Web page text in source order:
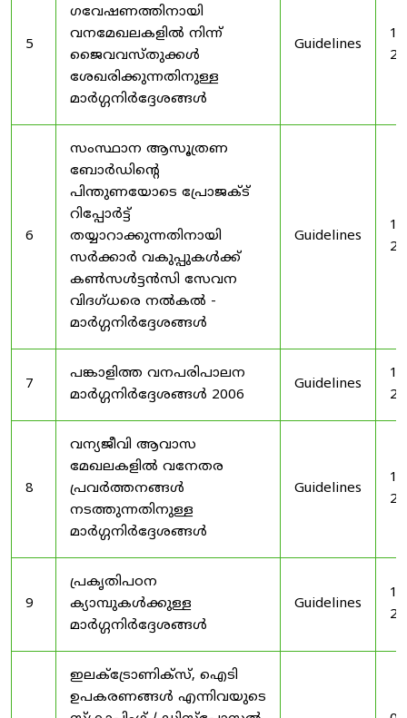
5
ഗവേഷണത്തിനായി
വനമേഖലകളിൽ നിന്ന്
ജൈവവസ്തുക്കൾ
ശേഖരിക്കുന്നതിനുള്ള
മാർഗ്ഗനിർദ്ദേശങ്ങൾ
Guidelines
6
സംസ്ഥാന ആസൂത്രണ
ബോർഡിൻ്റെ
പിന്തുണയോടെ പ്രോജക്ട്
റിപ്പോർട്ട്
തയ്യാറാക്കുന്നതിനായി
സർക്കാർ വകുപ്പുകൾക്ക്
കൺസൾട്ടൻസി സേവന
വിദഗ്ധരെ നൽകൽ -
മാർഗ്ഗനിർദ്ദേശങ്ങൾ
Guidelines
7
പങ്കാളിത്ത വനപരിപാലന
മാർഗ്ഗനിർദ്ദേശങ്ങൾ 2006
Guidelines
8
വന്യജീവി ആവാസ
മേഖലകളിൽ വനേതര
പ്രവർത്തനങ്ങൾ
നടത്തുന്നതിനുള്ള
മാർഗ്ഗനിർദ്ദേശങ്ങൾ
Guidelines
9
പ്രകൃതിപഠന
ക്യാമ്പുകൾക്കുള്ള
മാർഗ്ഗനിർദ്ദേശങ്ങൾ
Guidelines
ഇലക്‌ട്രോണിക്‌സ്, ഐടി
ഉപകരണങ്ങൾ എന്നിവയുടെ